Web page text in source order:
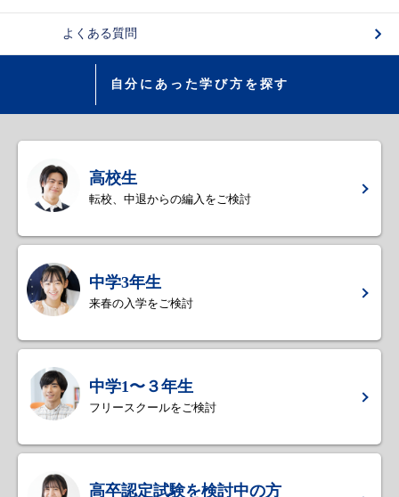
よくある質問
自分にあった学び方を探す
高校生
転校、中退からの編入をご検討
中学3年生
来春の入学をご検討
中学1〜３年生
フリースクールをご検討
高卒認定試験を検討中の方